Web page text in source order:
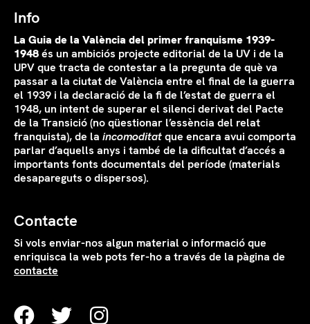
Info
La Guia de la València del primer franquisme 1939-
1948és un ambiciós projecte editorial de la UV i de la
UPV que tracta de contestar a la pregunta de què va
passar a la ciutat de València entre el final de la guerra
el 1939 i la declaració de la fi de l’estat de guerra el
1948, un intent de superar el silenci derivat del Pacte
de la Transició (no qüestionar l’essència del relat
franquista), de la incomoditatque encara avui comporta
parlar d’aquells anys i també de la dificultat d’accés a
importants fonts documentals del període (materials
desapareguts o dispersos).
Contacte
Si vols enviar-nos algun material o informació que
enriquisca la web pots fer-ho a través de la pàgina de
contacte